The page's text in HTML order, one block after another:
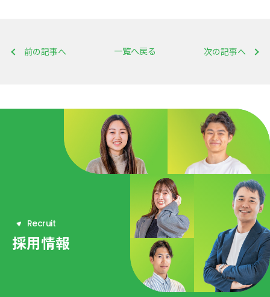
前の記事へ 次の記事へ
一覧へ戻る
Recruit
採用情報